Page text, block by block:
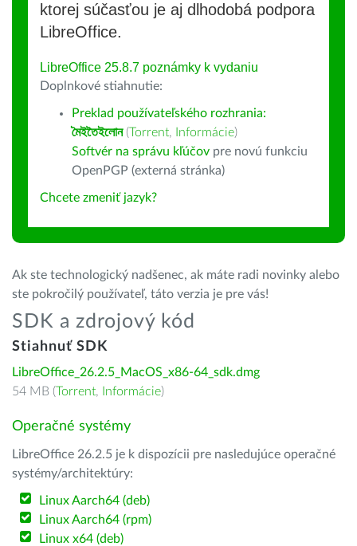
ktorej súčasťou je aj dlhodobá podpora
LibreOffice.
LibreOffice 25.8.7 poznámky k vydaniu
Doplnkové stiahnutie:
Preklad používateľského rozhrania:
মৈইতৈইলোন (Torrent, Informácie)
Softvér na správu kľúčov pre novú funkciu
OpenPGP (externá stránka)
Chcete zmeniť jazyk?
Ak ste technologický nadšenec, ak máte radi novinky alebo
ste pokročilý používateľ, táto verzia je pre vás!
SDK a zdrojový kód
Stiahnuť SDK
LibreOffice_26.2.5_MacOS_x86-64_sdk.dmg
54 MB (Torrent, Informácie)
Operačné systémy
LibreOffice 26.2.5 je k dispozícii pre nasledujúce operačné
systémy/architektúry:
Linux Aarch64 (deb)
Linux Aarch64 (rpm)
Linux x64 (deb)